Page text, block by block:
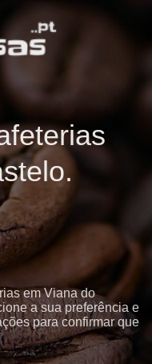
em Viana do
a sua preferência e
para confirmar que